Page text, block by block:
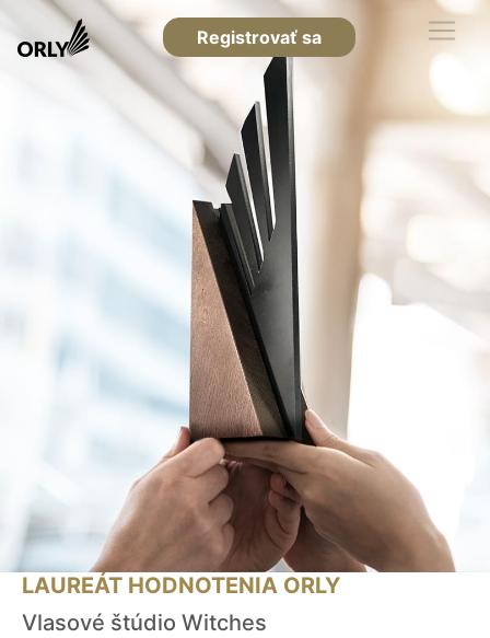
Registrovať sa
LAUREÁT HODNOTENIA ORLY
Vlasové štúdio Witches